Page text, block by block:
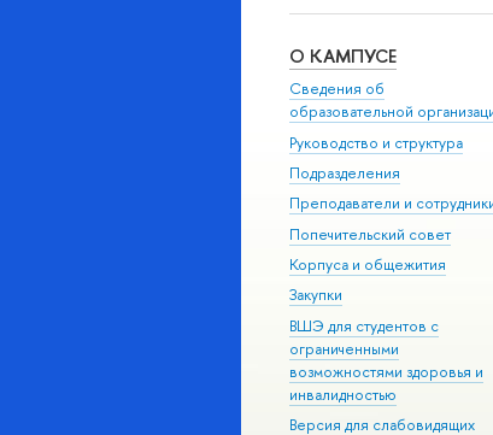
О КАМПУСЕ
Сведения об
образовательной
Руководство и структура
Подразделения
Преподаватели и
Попечительский совет
Корпуса и общежития
Закупки
ВШЭ для студентов с
ограниченными
возможностями здоровья и
инвалидностью
Версия для слабовидящих